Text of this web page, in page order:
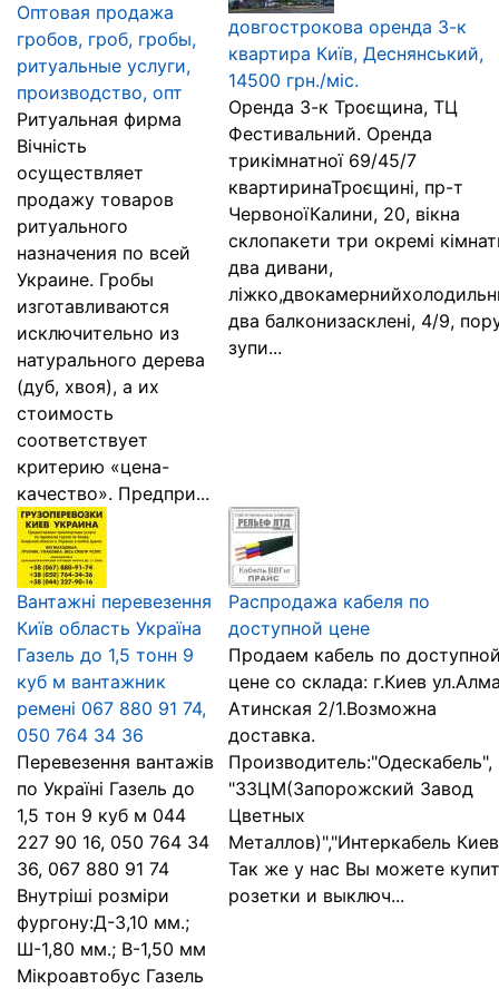
Оптовая продажа
гробов, гроб, гробы,
ритуальные услуги,
производство, опт
Ритуальная фирма
Вічність
осуществляет
продажу товаров
ритуального
назначения по всей
Украине. Гробы
изготавливаются
исключительно из
натурального дерева
(дуб, хвоя), а их
стоимость
соответствует
критерию «цена-
качество». Предпри...
довгострокова оренда 3-к
квартира Київ, Деснянський,
14500 грн./міс.
Оренда 3-к Троєщина, ТЦ
Фестивальний. Оренда
трикімнатної 69/45/7
квартиринаТроєщині, пр-т
ЧервоноїКалини, 20, вікна
склопакети три окремі
два дивани,
два балконизасклені, 4/9,
зупи...
Вантажні перевезення
Київ область Україна
Газель до 1,5 тонн 9
куб м вантажник
ремені 067 880 91 74,
050 764 34 36
Перевезення вантажів
по Україні Газель до
1,5 тон 9 куб м 044
227 90 16, 050 764 34
36, 067 880 91 74
Внутріші розміри
фургону:Д-3,10 мм.;
Ш-1,80 мм.; В-1,50 мм
Мікроавтобус Газель
Распродажа кабеля по
доступной цене
Продаем кабель по
цене со склада: г.Киев
Атинская 2/1.Возможна
доставка.
Производитель:"Одескабель",
"ЗЗЦМ(Запорожский Завод
Цветных
Металлов)","Интеркабель
Так же у нас Вы можете
розетки и выключ...